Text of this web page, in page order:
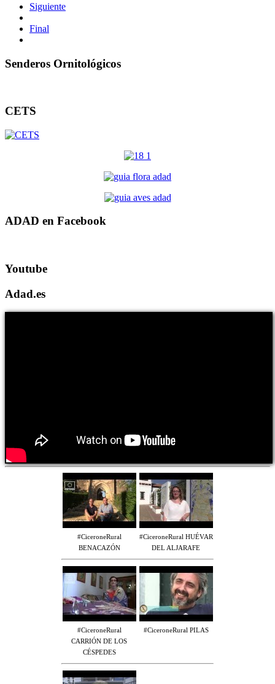
Siguiente
Final
Senderos Ornitológicos
CETS
ADAD en Facebook
Youtube
Adad.es
#CiceroneRural
BENACAZÓN
#CiceroneRural HUÉVAR
DEL ALJARAFE
#CiceroneRural
CARRIÓN DE LOS
CÉSPEDES
#CiceroneRural PILAS